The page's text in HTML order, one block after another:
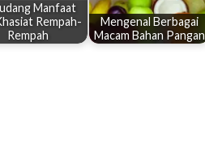
Manfaat
Rempah-
Rempah
Mengenal Berbagai
Macam Bahan Pangan